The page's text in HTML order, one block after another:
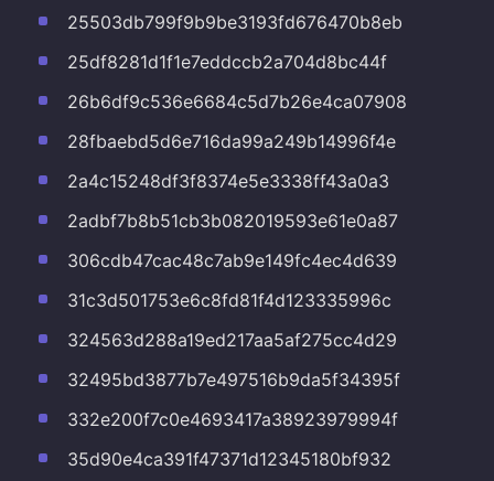
25503db799f9b9be3193fd676470b8eb
25df8281d1f1e7eddccb2a704d8bc44f
26b6df9c536e6684c5d7b26e4ca07908
28fbaebd5d6e716da99a249b14996f4e
2a4c15248df3f8374e5e3338ff43a0a3
2adbf7b8b51cb3b082019593e61e0a87
306cdb47cac48c7ab9e149fc4ec4d639
31c3d501753e6c8fd81f4d123335996c
324563d288a19ed217aa5af275cc4d29
32495bd3877b7e497516b9da5f34395f
332e200f7c0e4693417a38923979994f
35d90e4ca391f47371d12345180bf932